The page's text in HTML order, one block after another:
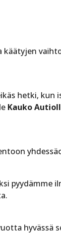
käätyjen
hetki, kun
Kauko
pyydämme
hyvässä